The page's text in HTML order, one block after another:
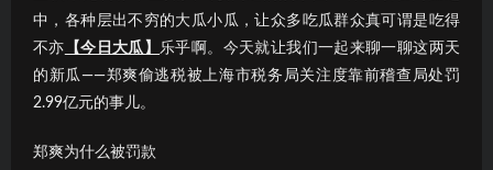
中，各种层出不穷的大瓜小瓜，让众多吃瓜群众真可谓是吃得
不亦 【今日大瓜】
乐乎啊。今天就让我们一起来聊一聊这两天
的新瓜——郑爽偷逃税被上海市税务局关注度靠前稽查局处罚
2.99亿元的事儿。
郑爽为什么被罚款